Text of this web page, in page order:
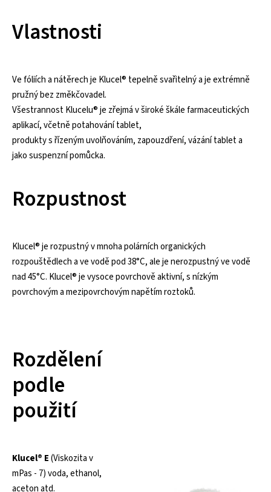
Vlastnosti
Ve fóliích a nátěrech je Klucel® tepelně svařitelný a je extrémně
pružný bez změkčovadel.
Všestrannost Klucelu® je zřejmá v široké škále farmaceutických
aplikací, včetně potahování tablet,
produkty s řízeným uvolňováním, zapouzdření, vázání tablet a
jako suspenzní pomůcka.
Rozpustnost
Klucel® je rozpustný v mnoha polárních organických
rozpouštědlech a ve vodě pod 38°C, ale je nerozpustný ve vodě
nad 45°C. Klucel® je vysoce povrchově aktivní, s nízkým
povrchovým a mezipovrchovým napětím roztoků.
Rozdělení
podle
použití
Klucel® E(Viskozita v
mPas - 7) voda, ethanol,
aceton atd.